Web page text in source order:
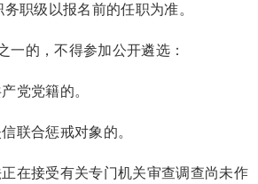
职级以报名前的任职为准。
的，不得参加公开遴选：
党籍的。
合惩戒对象的。
接受有关专门机关审查调查尚未作